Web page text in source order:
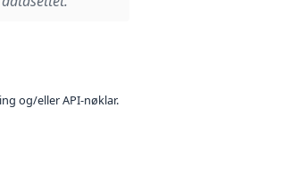
og/eller API-nøklar.